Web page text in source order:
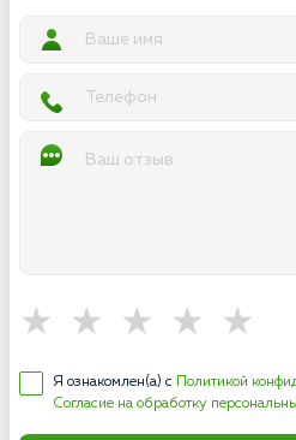
Я ознакомлен(а) с Политикой
Согласие на обработку